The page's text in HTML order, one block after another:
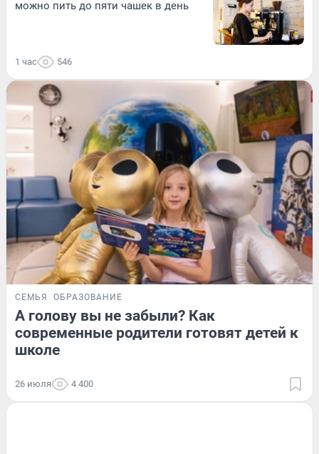
можно пить до пяти чашек в день
1 час 546
СЕМЬЯ ОБРАЗОВАНИЕ
А голову вы не забыли? Как
современные родители готовят детей к
школе
26 июля 4 400